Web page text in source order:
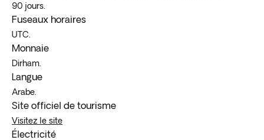
90 jours.
Fuseaux horaires
UTC.
Monnaie
Dirham.
Langue
Arabe.
Site officiel de tourisme
Visitez le site
Électricité